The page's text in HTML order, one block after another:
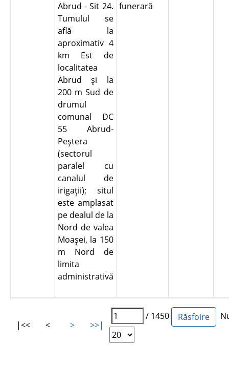
Abrud - Sit 24.
Tumulul se
află la
aproximativ 4
km Est de
localitatea
Abrud şi la
200 m Sud de
drumul
comunal DC
55 Abrud-
Peştera
(sectorul
paralel cu
canalul de
irigaţii); situl
este amplasat
pe dealul de la
Nord de valea
Moaşei, la 150
m Nord de
limita
administrativă
funerară
|<< < > >>|
/ 1450